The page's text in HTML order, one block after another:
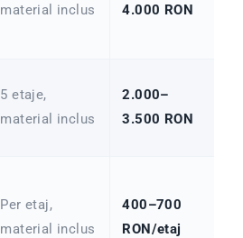
material inclus
4.000 RON
5 etaje,
material inclus
2.000–
3.500 RON
Per etaj,
material inclus
400–700
RON/etaj